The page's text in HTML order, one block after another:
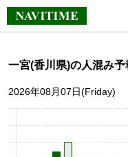
一宮(香川県)の人混み予
2026年08月07日(Friday)